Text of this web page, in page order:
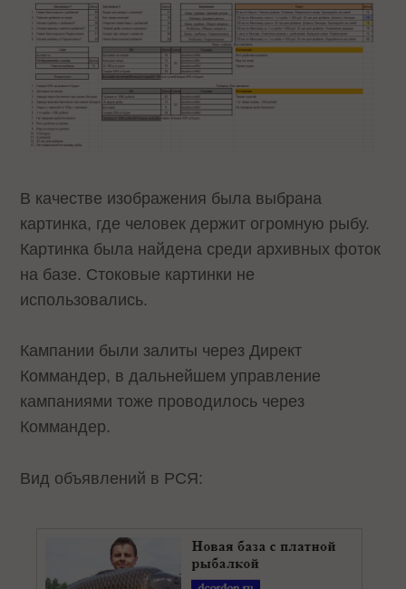
В качестве изображения была выбрана
картинка, где человек держит огромную рыбу.
Картинка была найдена среди архивных фоток
на базе. Стоковые картинки не
использовались.
Кампании были залиты через Директ
Коммандер, в дальнейшем управление
кампаниями тоже проводилось через
Коммандер.
Вид объявлений в РСЯ: